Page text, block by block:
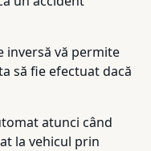
inversă vă permite
să fie efectuat dacă
atunci când
la vehicul prin